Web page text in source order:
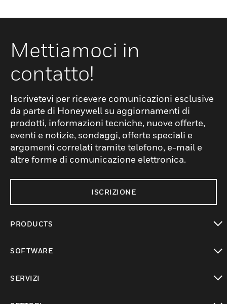
Mettiamoci in
contatto!
Iscrivetevi per ricevere comunicazioni esclusive
da parte di Honeywell su aggiornamenti di
prodotti, informazioni tecniche, nuove offerte,
eventi e notizie, sondaggi, offerte speciali e
argomenti correlati tramite telefono, e-mail e
altre forme di comunicazione elettronica.
ISCRIZIONE
PRODUCTS
SOFTWARE
SERVIZI